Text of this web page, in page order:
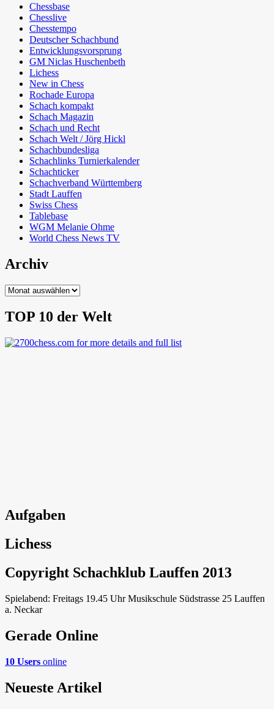
Chessbase
Chesslive
Chesstempo
Deutscher Schachbund
Entwicklungsvorsprung
GM Niclas Huschenbeth
Lichess
New in Chess
Rochade Europa
Schach kompakt
Schach Magazin
Schach und Recht
Schach Welt / Jörg Hickl
Schachbundesliga
Schachlinks Turnierkalender
Schachticker
Schachverband Württemberg
Stadt Lauffen
Swiss Chess
Tablebase
WGM Melanie Ohme
World Chess News TV
Archiv
Archiv
TOP 10 der Welt
Aufgaben
Lichess
Copyright Schachklub Lauffen 2013
Spielabend: Freitags 19.45 Uhr Musikschule Südstrasse 25 Lauffen
a. Neckar
Gerade Online
10 Users online
Neueste Artikel